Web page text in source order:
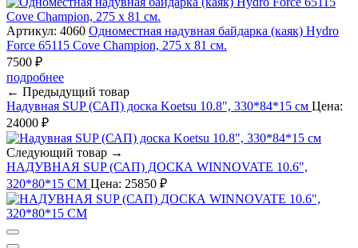
Артикул: 4060 Одноместная надувная байдарка (каяк) Hydro
Force 65115 Cove Champion, 275 x 81 см.
7500 ₽
подробнее
← Предыдущий товар
Надувная SUP (САП) доска Koetsu 10.8", 330*84*15 см Цена:
24000 ₽
Следующий товар →
НАДУВНАЯ SUP (САП) ДОСКА WINNOVATE 10.6",
320*80*15 СМ Цена: 25850 ₽